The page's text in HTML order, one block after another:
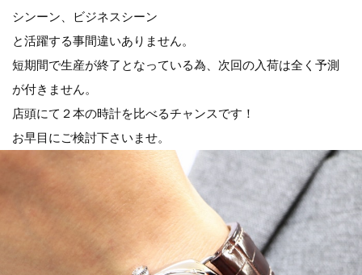
シンーン、ビジネスシーン
と活躍する事間違いありません。
短期間で生産が終了となっている為、次回の入荷は全く予測
が付きません。
店頭にて２本の時計を比べるチャンスです！
お早目にご検討下さいませ。